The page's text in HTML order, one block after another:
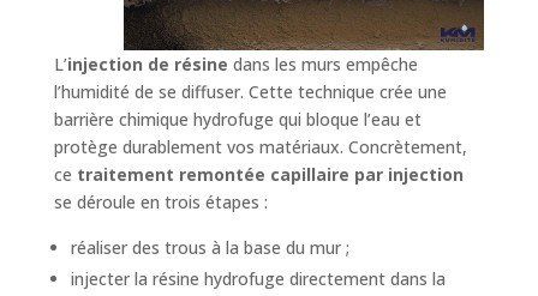
L’injection de résine dans les murs empêche
l’humidité de se diffuser. Cette technique crée une
barrière chimique hydrofuge qui bloque l’eau et
protège durablement vos matériaux. Concrètement,
ce traitement remontée capillaire par injection
se déroule en trois étapes :
réaliser des trous à la base du mur ;
injecter la résine hydrofuge directement dans la